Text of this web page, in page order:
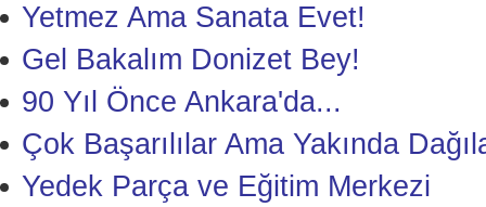
Yetmez Ama Sanata Evet!
Gel Bakalım Donizet Bey!
90 Yıl Önce Ankara'da...
Çok Başarılılar Ama Yakında
Yedek Parça ve Eğitim Merkezi